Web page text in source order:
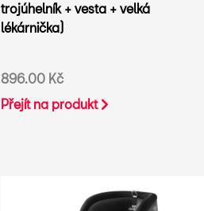
trojúhelník + vesta + velká
lékárnička)
896.00 Kč
Přejít na produkt